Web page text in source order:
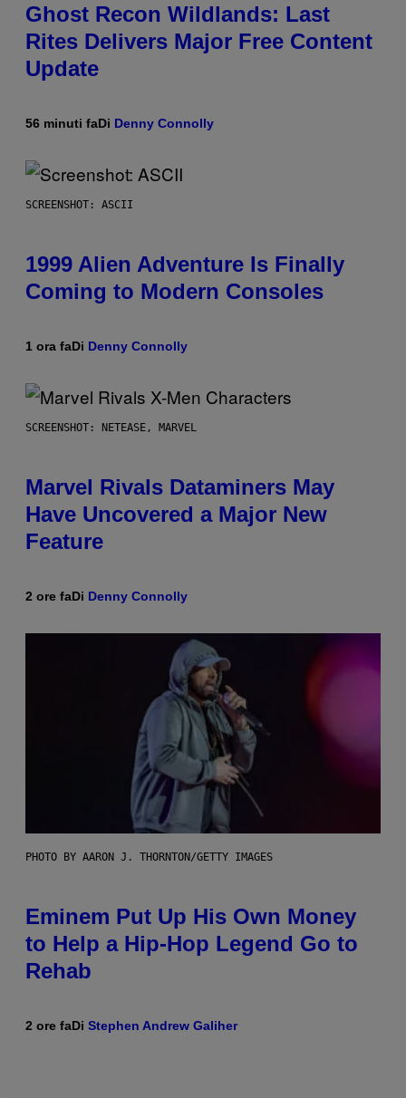
Ghost Recon Wildlands: Last
Rites Delivers Major Free Content
Update
56 minuti faDi Denny Connolly
SCREENSHOT: ASCII
1999 Alien Adventure Is Finally
Coming to Modern Consoles
1 ora faDi Denny Connolly
SCREENSHOT: NETEASE, MARVEL
Marvel Rivals Dataminers May
Have Uncovered a Major New
Feature
2 ore faDi Denny Connolly
PHOTO BY AARON J. THORNTON/GETTY IMAGES
Eminem Put Up His Own Money
to Help a Hip-Hop Legend Go to
Rehab
2 ore faDi Stephen Andrew Galiher